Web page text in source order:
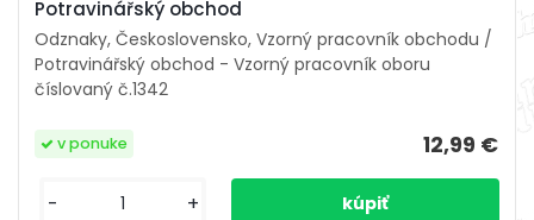
Potravinářský obchod
Odznaky, Československo, Vzorný pracovník obchodu /
Potravinářský obchod - Vzorný pracovník oboru
číslovaný č.1342
12,99 €
v ponuke
- +